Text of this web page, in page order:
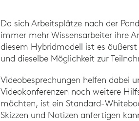
Da sich Arbeitsplätze nach der
immer mehr Wissensarbeiter ihre
diesem Hybridmodell ist es
und dieselbe Möglichkeit zur
Videobesprechungen helfen dabei
Videokonferenzen noch weitere
möchten, ist ein Standard-
Skizzen und Notizen anfertigen